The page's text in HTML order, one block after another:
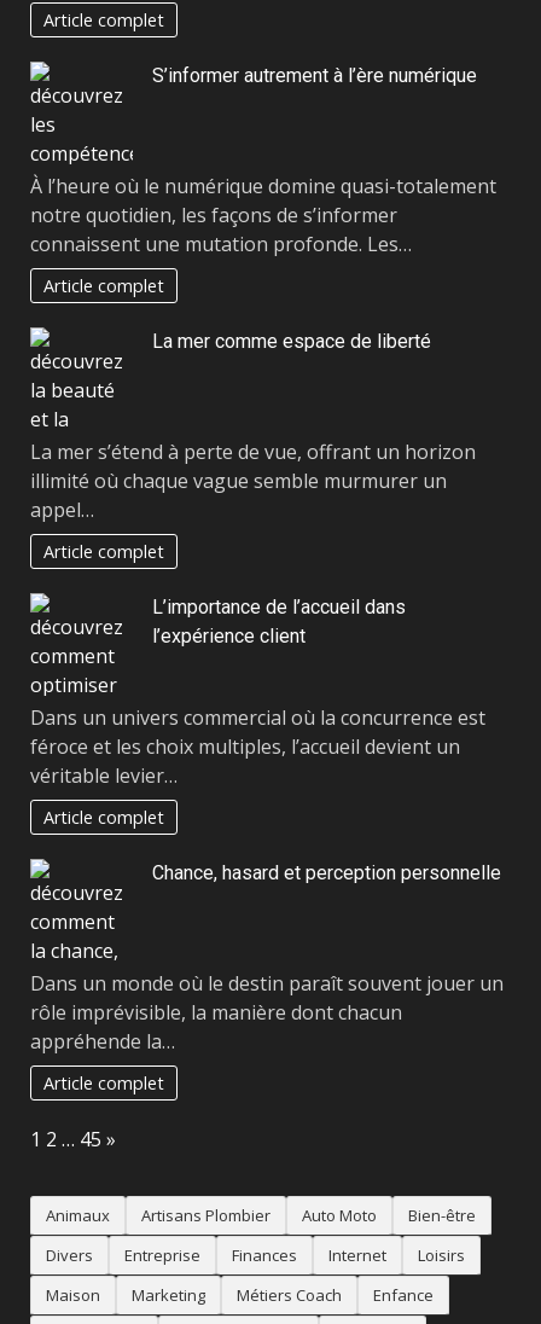
Article complet
S’informer autrement à l’ère numérique
À l’heure où le numérique domine quasi-totalement
notre quotidien, les façons de s’informer
connaissent une mutation profonde. Les…
Article complet
La mer comme espace de liberté
La mer s’étend à perte de vue, offrant un horizon
illimité où chaque vague semble murmurer un
appel…
Article complet
L’importance de l’accueil dans
l’expérience client
Dans un univers commercial où la concurrence est
féroce et les choix multiples, l’accueil devient un
véritable levier…
Article complet
Chance, hasard et perception personnelle
Dans un monde où le destin paraît souvent jouer un
rôle imprévisible, la manière dont chacun
appréhende la…
Article complet
Page:
1 2 … 45 Next
»
Animaux Artisans Plombier Auto Moto
Bien-être
Divers
Entreprise Finances Internet
Loisirs
Maison
Marketing Métiers Coach Enfance